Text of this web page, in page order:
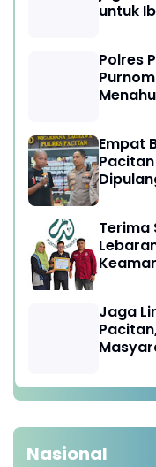
untuk
Polres
Empat
Terima
Jaga
Nasional